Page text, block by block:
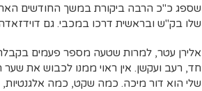
שספג כ"כ הרבה ביקורת במשך החודשים
שלו בק"ש ובראשית דרכו במכבי. גם
אלירן עטר, למרות שטעה מספר פעמים
חד, רעב ועקשן. אין ראוי ממנו לכבוש את
שלי הוא דור מיכה. כמה שקט, כמה